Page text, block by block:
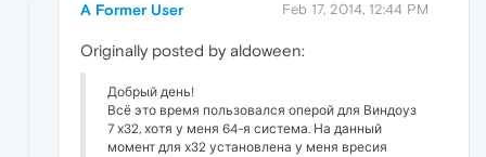
A Former User Feb 17, 2014, 12:44 PM
Originally posted by aldoween:
Добрый день!
Всё это время пользовался оперой для Виндоуз
7 х32, хотя у меня 64-я система. На данный
момент для х32 установлена у меня вресия